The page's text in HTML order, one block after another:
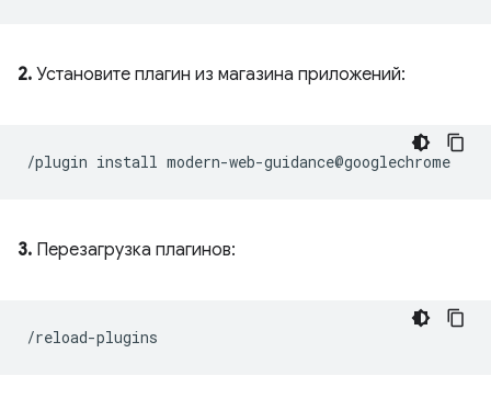
2. Установите плагин из магазина приложений:
3. Перезагрузка плагинов: